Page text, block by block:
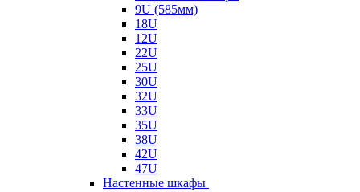
9U (585мм)
18U
12U
22U
25U
30U
32U
33U
35U
38U
42U
47U
Настенные шкафы